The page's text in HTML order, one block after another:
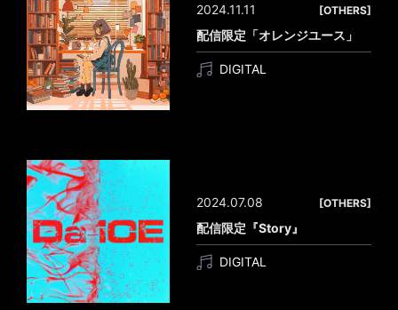
2024.11.11 [OTHERS]
配信限定「オレンジユース」
DIGITAL
2024.07.08 [OTHERS]
配信限定『Story』
DIGITAL